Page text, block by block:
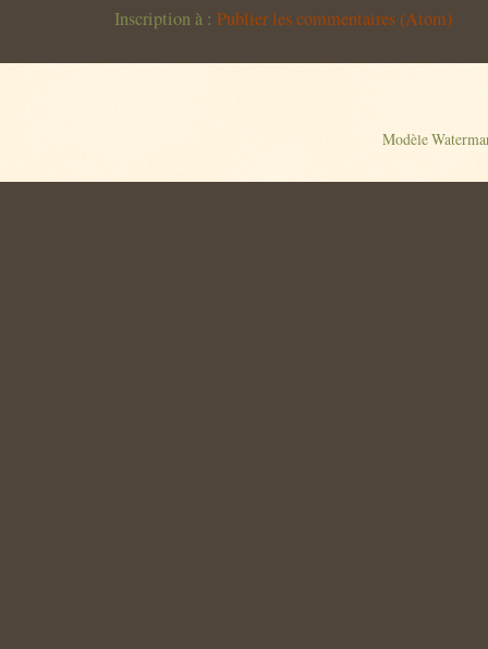
Inscription à : Publier les commentaires (Atom)
Modèle